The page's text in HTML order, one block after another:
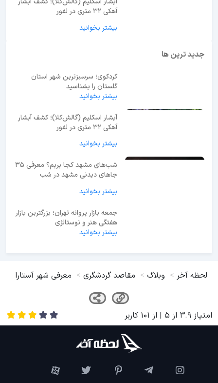
آبشار اسکلیم (گالش‌کلا)؛ کشف آبشار
آهکی ۳۲ متری در لفور
بیشتر بخوانید
جدید ترین ها
کردکوی؛ سرسبزترین شهر استان
گلستان را بشناسید
بیشتر بخوانید
آبشار اسکلیم (گالش‌کلا)؛ کشف آبشار
آهکی ۳۲ متری در لفور
بیشتر بخوانید
جاهای دیدنی مشهد در شب
بیشتر بخوانید
جمعه بازار پروانه تهران؛ بزرگترین بازار
هفتگی هنر و نوستالژی
بیشتر بخوانید
لحظه آخر وبلاگ مقاصد گردشگری معرفی شهر آستارا
امتیاز از | از کاربر